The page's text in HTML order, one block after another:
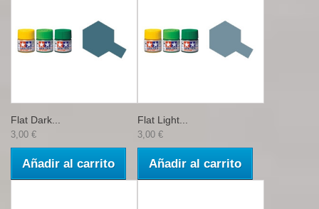
Flat Dark...
3,00 €
Añadir al carrito
Flat Light...
3,00 €
Añadir al carrito